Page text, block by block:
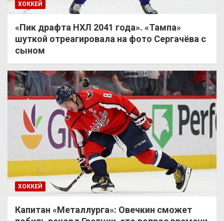
ХОККЕЙ
«Пик драфта НХЛ 2041 года». «Тампа»
шуткой отреагировала на фото Сергачёва с
сыном
ХОККЕЙ
Капитан «Металлурга»: Овечкин сможет